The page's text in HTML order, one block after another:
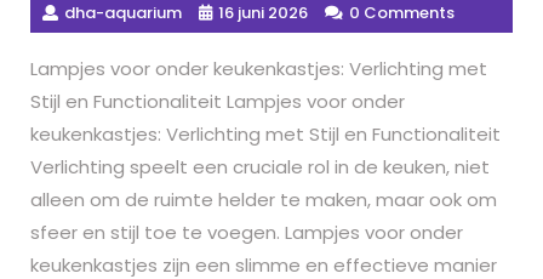
dha-aquarium 16 juni 2026 0 Comments
Lampjes voor onder keukenkastjes: Verlichting met
Stijl en Functionaliteit Lampjes voor onder
keukenkastjes: Verlichting met Stijl en Functionaliteit
Verlichting speelt een cruciale rol in de keuken, niet
alleen om de ruimte helder te maken, maar ook om
sfeer en stijl toe te voegen. Lampjes voor onder
keukenkastjes zijn een slimme en effectieve manier